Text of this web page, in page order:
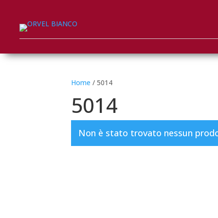
Home / 5014
5014
Non è stato trovato nessun